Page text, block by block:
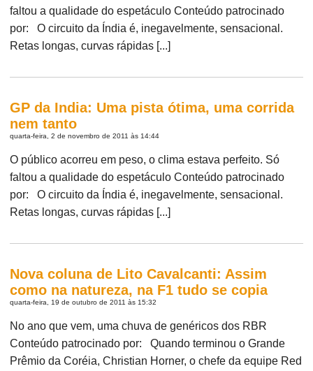
faltou a qualidade do espetáculo Conteúdo patrocinado
por: O circuito da Índia é, inegavelmente, sensacional.
Retas longas, curvas rápidas [...]
GP da India: Uma pista ótima, uma corrida
nem tanto
quarta-feira, 2 de novembro de 2011 às 14:44
O público acorreu em peso, o clima estava perfeito. Só
faltou a qualidade do espetáculo Conteúdo patrocinado
por: O circuito da Índia é, inegavelmente, sensacional.
Retas longas, curvas rápidas [...]
Nova coluna de Lito Cavalcanti: Assim
como na natureza, na F1 tudo se copia
quarta-feira, 19 de outubro de 2011 às 15:32
No ano que vem, uma chuva de genéricos dos RBR
Conteúdo patrocinado por: Quando terminou o Grande
Prêmio da Coréia, Christian Horner, o chefe da equipe Red